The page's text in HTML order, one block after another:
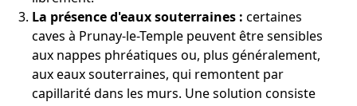
La présence d'eaux souterraines : certaines
caves à Prunay-le-Temple peuvent être sensibles
aux nappes phréatiques ou, plus généralement,
aux eaux souterraines, qui remontent par
capillarité dans les murs. Une solution consiste